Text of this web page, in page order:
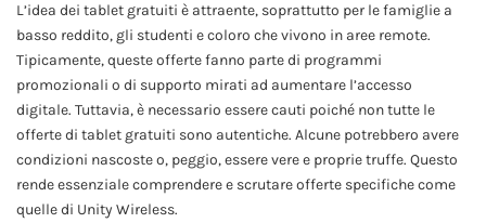
L’idea dei tablet gratuiti è attraente, soprattutto per le famiglie a
basso reddito, gli studenti e coloro che vivono in aree remote.
Tipicamente, queste offerte fanno parte di programmi
promozionali o di supporto mirati ad aumentare l’accesso
digitale. Tuttavia, è necessario essere cauti poiché non tutte le
offerte di tablet gratuiti sono autentiche. Alcune potrebbero avere
condizioni nascoste o, peggio, essere vere e proprie truffe. Questo
rende essenziale comprendere e scrutare offerte specifiche come
quelle di Unity Wireless.